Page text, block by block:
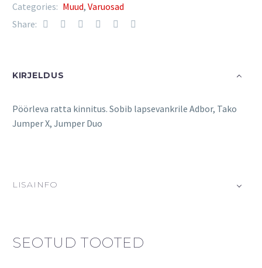
Categories: Muud, Varuosad
Share:
KIRJELDUS
Pöörleva ratta kinnitus. Sobib lapsevankrile Adbor, Tako
Jumper X, Jumper Duo
LISAINFO
SEOTUD TOOTED